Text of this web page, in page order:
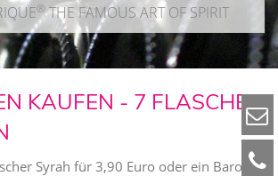
®THE FAMOUS ART OF SPIRIT
KAUFEN - 7 FLASCHEN
Syrah für 3,90 Euro oder ein Barolo